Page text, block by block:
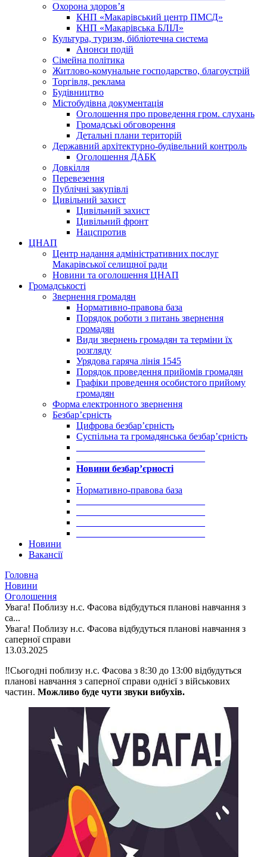
Охорона здоров’я
КНП «Макарівський центр ПМСД»
КНП «Макарівська БЛІЛ»
Культура, туризм, бібліотечна система
Анонси подій
Сімейна політика
Житлово-комунальне господарство, благоустрій
Торгівля, реклама
Будівництво
Містобудівна документація
Оголошення про проведення гром. слухань
Громадські обговорення
Детальні плани територій
Державний архітектурно-будівельний контроль
Оголошення ДАБК
Довкілля
Перевезення
Публічні закупівлі
Цивільний захист
Цивільний захист
Цивільний фронт
Нацспротив
ЦНАП
Центр надання адміністративних послуг
Макарівської селищної ради
Новини та оголошення ЦНАП
Громадськості
Звернення громадян
Нормативно-правова база
Порядок роботи з питань звернення
громадян
Види звернень громадян та терміни їх
розгляду
Урядова гаряча лінія 1545
Порядок проведення прийомів громадян
Графіки проведення особистого прийому
громадян
Форма електронного звернення
Безбар’єрність
Цифрова безбар’єрність
Суспільна та громадянська безбар’єрність
Новини безбар’єрності
Нормативно-правова база
Новини
Вакансії
Головна
Новини
Оголошення
Увага! Поблизу н.с. Фасова відбудуться планові навчання з
са...
Увага! Поблизу н.с. Фасова відбудуться планові навчання з
саперної справи
13.03.2025
‼️Сьогодні поблизу н.с. Фасова з 8:30 до 13:00 відбудуться
планові навчання з саперної справи однієї з військових
частин. Можливо буде чути звуки вибухів.